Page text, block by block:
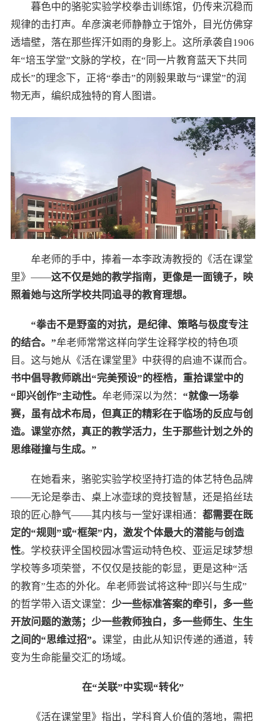
暮色中的骆驼实验学校拳击训练馆，仍传来沉稳而
规律的击打声。牟彦演老师静静立于馆外，目光仿佛穿
透墙壁，落在那些挥汗如雨的身影上。这所承袭自1906
年“培玉学堂”文脉的学校，在“同一片教育蓝天下共同
成长”的理念下，正将“拳击”的刚毅果敢与“课堂”的润
物无声，编织成独特的育人图谱。
牟老师的手中，捧着一本李政涛教授的《活在课堂
里》——这不仅是她的教学指南，更像是一面镜子，映
照着她与这所学校共同追寻的教育理想。
“拳击不是野蛮的对抗，是纪律、策略与极度专注
的结合。”牟老师常常这样向学生诠释学校的特色项
目。这与她从《活在课堂里》中获得的启迪不谋而合。
书中倡导教师跳出“完美预设”的桎梏，重拾课堂中的
“即兴创作”主动性。 牟老师深以为然： “就像一场拳
赛，虽有战术布局，但真正的精彩在于临场的反应与创
造。课堂亦然，真正的教学活力，生于那些计划之外的
思维碰撞与生成。”
在她看来，骆驼实验学校坚持打造的体艺特色品牌
——无论是拳击、桌上冰壶球的竞技智慧，还是掐丝珐
琅的匠心静气——其内核与一堂好课相通： 都需要在既
定的“规则”或“框架”内，激发个体最大的潜能与创造
性。学校获评全国校园冰雪运动特色校、亚运足球梦想
学校等多项荣誉，不仅仅是技能的彰显，更是这种“活
的教育”生态的外化。牟老师尝试将这种“即兴与生成”
的哲学带入语文课堂： 少一些标准答案的牵引，多一些
开放问题的激荡；少一些教师独白，多一些师生、生生
之间的“思维过招”。 课堂，由此从知识传递的通道，转
变为生命能量交汇的场域。
在“关联”中实现“转化”
《活在课堂里》指出，学科育人价值的落地，需把